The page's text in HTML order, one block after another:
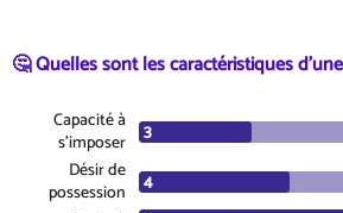
🤔 Quelles sont les caractéristiques
Capacité à
s'imposer
Désir de
possession